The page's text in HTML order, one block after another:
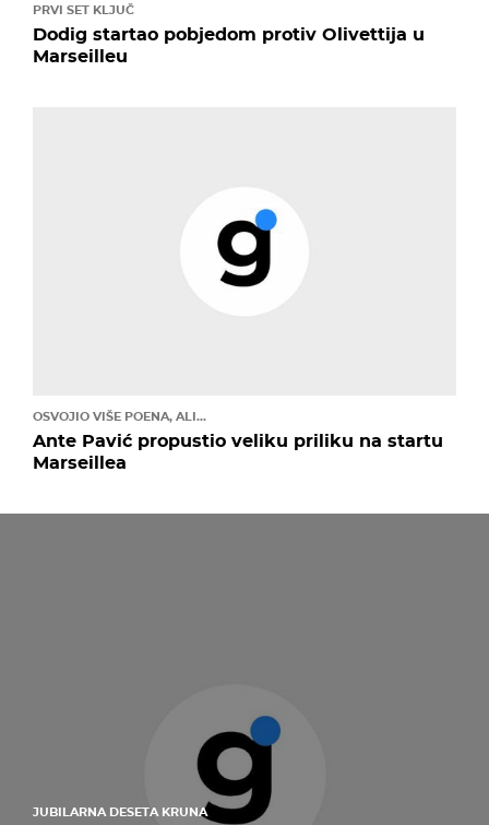
PRVI SET KLJUČ
Dodig startao pobjedom protiv Olivettija u
Marseilleu
OSVOJIO VIŠE POENA, ALI...
Ante Pavić propustio veliku priliku na startu
Marseillea
JUBILARNA DESETA KRUNA